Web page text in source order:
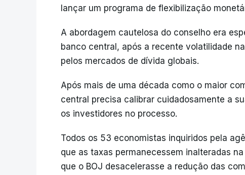
lançar um programa de flexibilização
A abordagem cautelosa do conselho era
banco central, após a recente volatilidade
pelos mercados de dívida globais.
Após mais de uma década como o maior
central precisa calibrar cuidadosamente a
os investidores no processo.
Todos os 53 economistas inquiridos pela
que as taxas permanecessem inalteradas
que o BOJ desacelerasse a redução das